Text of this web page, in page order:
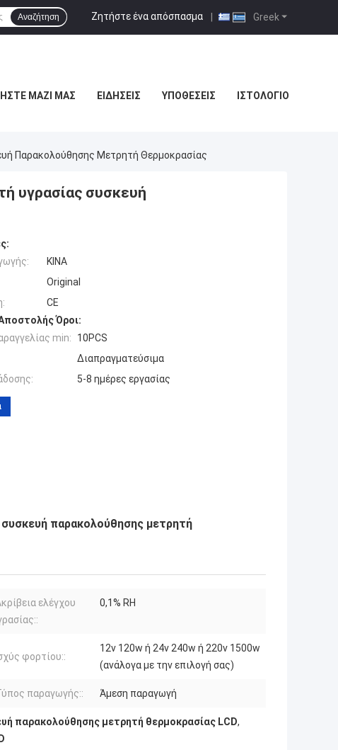
Greek
Ζητήστε ένα απόσπασμα |
Αναζήτηση
ΜΑΖΊ ΜΑΣ ΕΙΔΉΣΕΙΣ ΥΠΟΘΈΣΕΙΣ ΙΣΤΟΛΌΓΙΟ
Παρακολούθησης Μετρητή Θερμοκρασίας
υγρασίας συσκευή
ΚΙΝΑ
Original
CE
Όροι:
min:
10PCS
Διαπραγματεύσιμα
5-8 ημέρες εργασίας
παρακολούθησης μετρητή
ελέγχου
0,1% RH
φορτίου::
12v 120w ή 24v 240w ή 220v 1500w
(ανάλογα με την επιλογή σας)
παραγωγής:: Άμεση παραγωγή
παρακολούθησης μετρητή θερμοκρασίας LCD,